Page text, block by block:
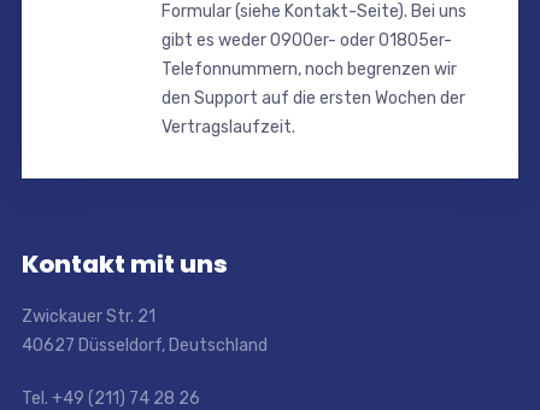
Formular (siehe Kontakt-Seite). Bei uns
gibt es weder 0900er- oder 01805er-
Telefonnummern, noch begrenzen wir
den Support auf die ersten Wochen der
Vertragslaufzeit.
Kontakt mit uns
Zwickauer Str. 21
40627 Düsseldorf, Deutschland
Tel. +49 (211) 74 28 26